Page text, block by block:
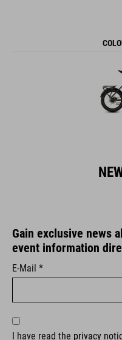
Gain exclusive news
event information
E-Mail *
I have read the privacy